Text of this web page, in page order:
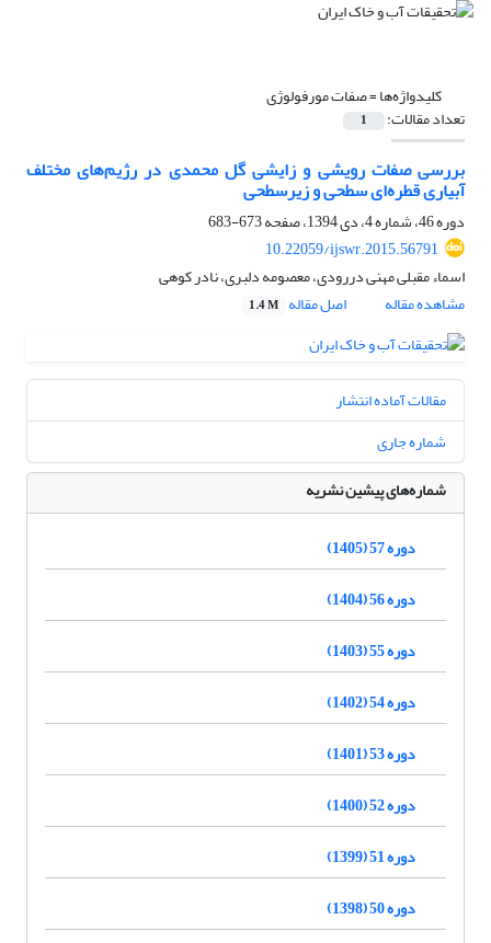
کلیدواژه‌ها =صفات مورفولوژی
تعداد مقالات: 1
بررسی صفات رویشی و زایشی گل محمدی در رژیم‌های مختلف
آبیاری قطره‌ای سطحی و زیر‌سطحی
دوره 46، شماره 4، دی 1394، صفحه
673-683
10.22059/ijswr.2015.56791
اسماء مقبلی مهنی دررودی، معصومه دلبری، نادر کوهی
مشاهده مقاله
اصل مقاله 1.4 M
مقالات آماده انتشار
شماره جاری
شماره‌های پیشین نشریه
دوره 57 (1405)
دوره 56 (1404)
دوره 55 (1403)
دوره 54 (1402)
دوره 53 (1401)
دوره 52 (1400)
دوره 51 (1399)
دوره 50 (1398)